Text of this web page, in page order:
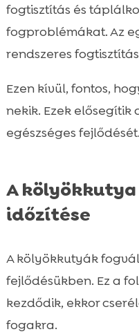
fogtisztítás és
fogproblémákat. Az
rendszeres
Ezen kívül, fontos,
nekik. Ezek elősegítik
egészséges fejlődését.
A
időzítése
A kölyökkutyák
fejlődésükben. Ez a
kezdődik, ekkor
fogakra.